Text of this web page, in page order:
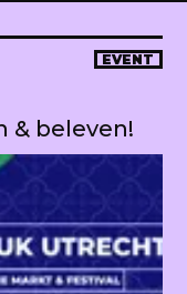
EVENT
& beleven!